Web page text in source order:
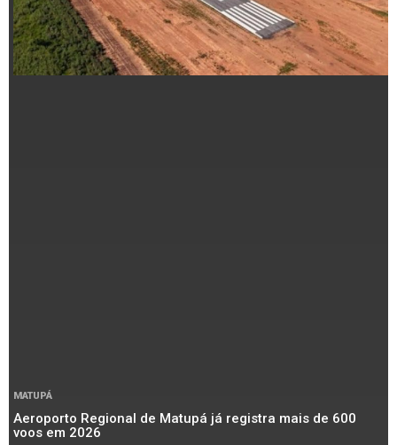
MATUPÁ
Aeroporto Regional de Matupá já registra mais de 600
voos em 2026